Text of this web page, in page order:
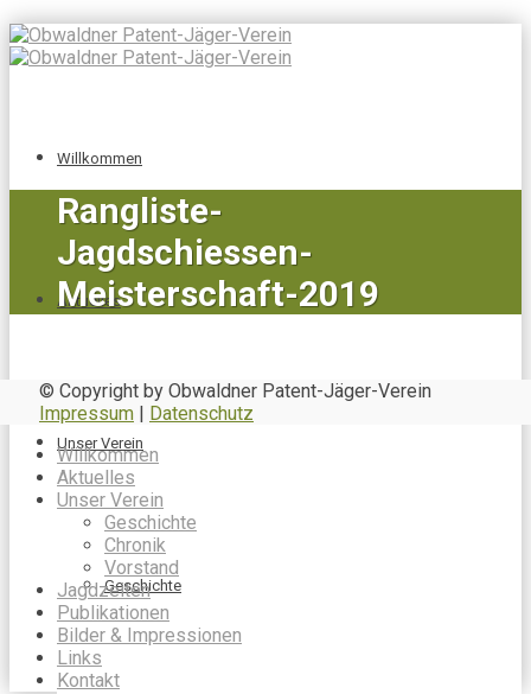
Willkommen
Aktuelles
Unser Verein
Geschichte
Rangliste-
Jagdschiessen-
Meisterschaft-2019
© Copyright by Obwaldner Patent-Jäger-Verein
Impressum
Datenschutz
Willkommen
Aktuelles
Unser Verein
Geschichte
Chronik
Vorstand
Jagdzeiten
Publikationen
Bilder & Impressionen
Links
Kontakt